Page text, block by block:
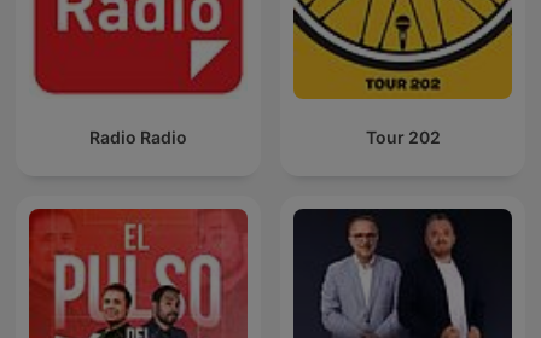
Radio Radio Tour 202